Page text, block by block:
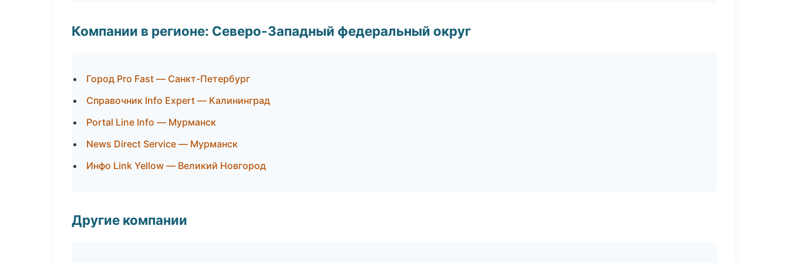
Компании в регионе: Северо-Западный федеральный округ
Город Pro Fast — Санкт-Петербург
Справочник Info Expert — Калининград
Portal Line Info — Мурманск
News Direct Service — Мурманск
Инфо Link Yellow — Великий Новгород
Другие компании